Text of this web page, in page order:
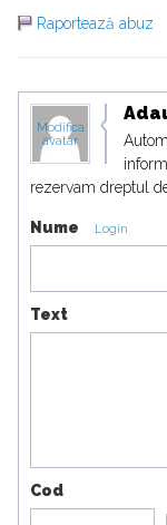
Raportează abuz
Modifica
avatar
rezervam dreptul
Nume Login
Text
Cod